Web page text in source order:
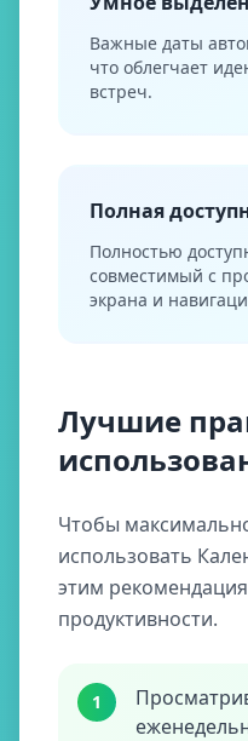
Важные даты
что облегчает
встреч.
Полная
Полностью
совместимый с
экрана и
Лучшие
Чтобы
использовать
этим
продуктивности.
1